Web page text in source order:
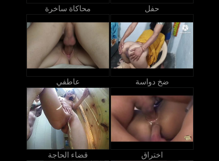
محاكاة ساخرة حفل
عاطفي ضخ دواسة
قضاء الحاجة اختراق